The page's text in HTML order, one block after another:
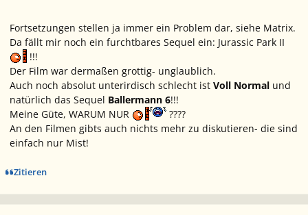
Fortsetzungen stellen ja immer ein Problem dar, siehe Matrix.
Da fällt mir noch ein furchtbares Sequel ein: Jurassic Park II
!!!
Der Film war dermaßen grottig- unglaublich.
Auch noch absolut unterirdisch schlecht ist Voll Normal und
natürlich das Sequel Ballermann 6!!!
Meine Güte, WARUM NUR
????
An den Filmen gibts auch nichts mehr zu diskutieren- die sind
einfach nur Mist!
Zitieren